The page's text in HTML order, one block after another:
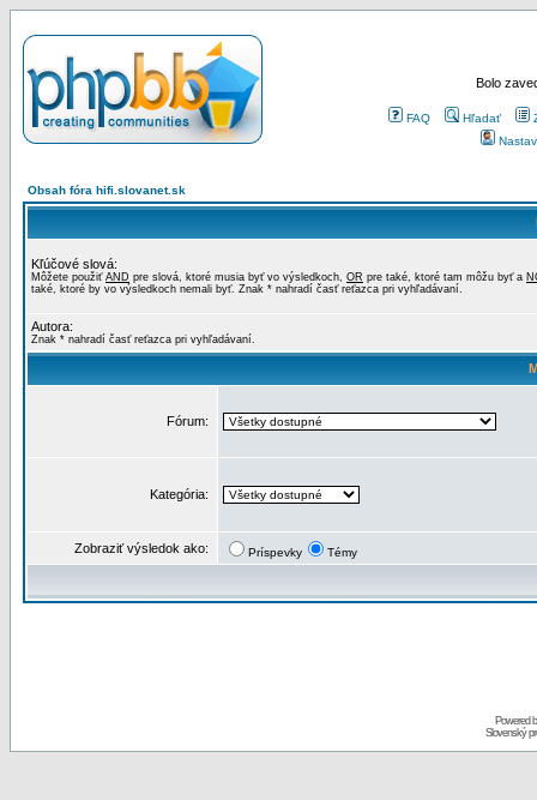
Bolo
FAQ Hľadať
Obsah fóra hifi.slovanet.sk
Kľúčové slová:
Môžete použiť AND pre slová, ktoré musia byť vo výsledkoch, OR pre také, ktoré tam môžu byť a
také, ktoré by vo výsledkoch nemali byť. Znak * nahradí časť reťazca pri vyhľadávaní.
Autora:
Znak * nahradí časť reťazca pri vyhľadávaní.
Fórum:
Kategória:
Zobraziť výsledok ako: Príspevky Témy
Powered
Slovenský